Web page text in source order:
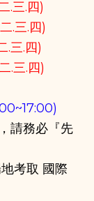
.三.四)
.三.四)
.三.四)
.三.四)
請務必『先
考取 國際